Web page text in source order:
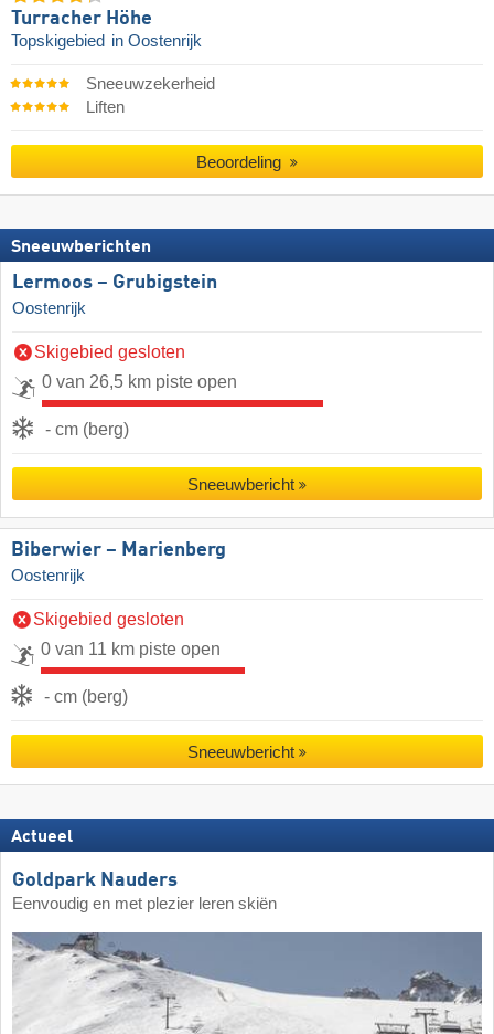
Turracher Höhe
Topskigebied in Oostenrijk
Sneeuwzekerheid
Liften
Beoordeling
Sneeuwberichten
Lermoos – Grubigstein
Oostenrijk
Skigebied gesloten
0 van 26,5 km piste open
- cm (berg)
Sneeuwbericht
Biberwier – Marienberg
Oostenrijk
Skigebied gesloten
0 van 11 km piste open
- cm (berg)
Sneeuwbericht
Actueel
Goldpark Nauders
Eenvoudig en met plezier leren skiën